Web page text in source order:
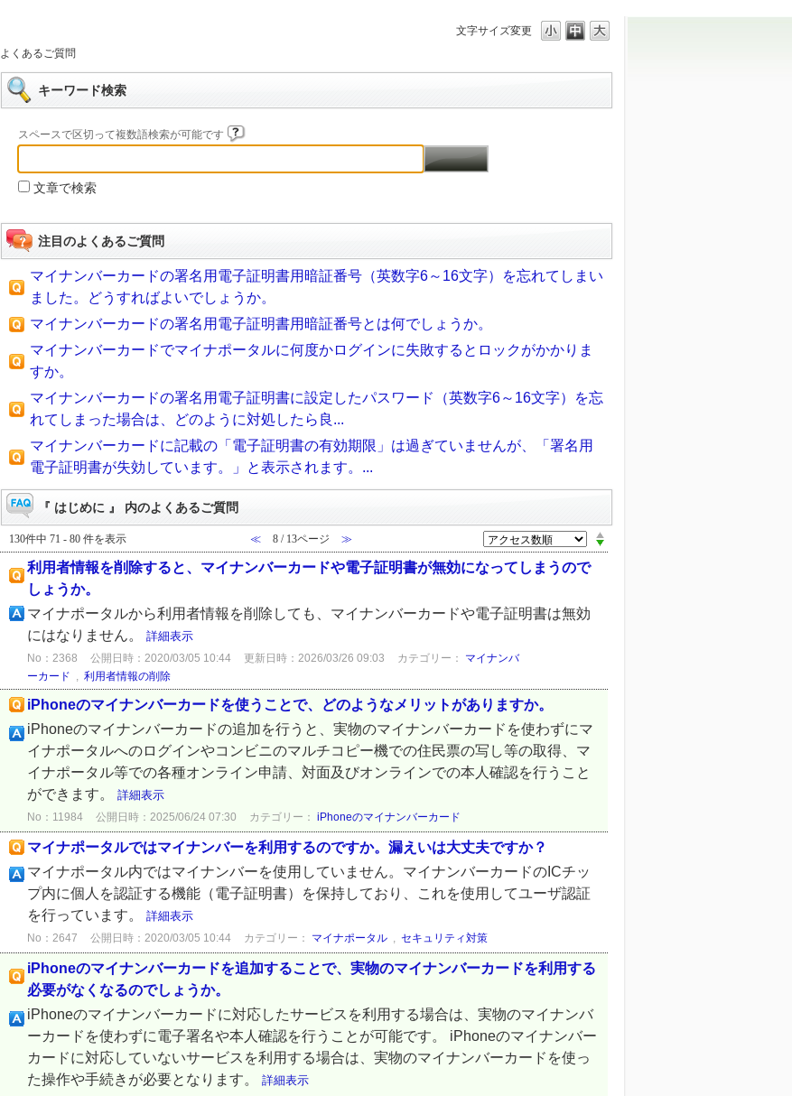
文字サイズ変更
よくあるご質問
キーワード検索
スペースで区切って複数語検索が可能です
文章で検索
注目のよくあるご質問
マイナンバーカードの署名用電子証明書用暗証番号（英数字6～16文字）を忘れてしまい
ました。どうすればよいでしょうか。
マイナンバーカードの署名用電子証明書用暗証番号とは何でしょうか。
マイナンバーカードでマイナポータルに何度かログインに失敗するとロックがかかりま
すか。
マイナンバーカードの署名用電子証明書に設定したパスワード（英数字6～16文字）を忘
れてしまった場合は、どのように対処したら良...
マイナンバーカードに記載の「電子証明書の有効期限」は過ぎていませんが、「署名用
電子証明書が失効しています。」と表示されます。...
『 はじめに 』 内のよくあるご質問
130件中 71 - 80 件を表示 ≪ 8 / 13ページ ≫
利用者情報を削除すると、マイナンバーカードや電子証明書が無効になってしまうので
しょうか。
マイナポータルから利用者情報を削除しても、マイナンバーカードや電子証明書は無効
にはなりません。 詳細表示
No：2368 公開日時：2020/03/05 10:44 更新日時：2026/03/26 09:03 カテゴリー： マイナンバ
ーカード , 利用者情報の削除
iPhoneのマイナンバーカードを使うことで、どのようなメリットがありますか。
iPhoneのマイナンバーカードの追加を行うと、実物のマイナンバーカードを使わずにマ
イナポータルへのログインやコンビニのマルチコピー機での住民票の写し等の取得、マ
イナポータル等での各種オンライン申請、対面及びオンラインでの本人確認を行うこと
ができます。 詳細表示
No：11984 公開日時：2025/06/24 07:30 カテゴリー： iPhoneのマイナンバーカード
マイナポータルではマイナンバーを利用するのですか。漏えいは大丈夫ですか？
マイナポータル内ではマイナンバーを使用していません。マイナンバーカードのICチッ
プ内に個人を認証する機能（電子証明書）を保持しており、これを使用してユーザ認証
を行っています。 詳細表示
No：2647 公開日時：2020/03/05 10:44 カテゴリー： マイナポータル , セキュリティ対策
iPhoneのマイナンバーカードを追加することで、実物のマイナンバーカードを利用する
必要がなくなるのでしょうか。
iPhoneのマイナンバーカードに対応したサービスを利用する場合は、実物のマイナンバ
ーカードを使わずに電子署名や本人確認を行うことが可能です。 iPhoneのマイナンバー
カードに対応していないサービスを利用する場合は、実物のマイナンバーカードを使っ
た操作や手続きが必要となります。 詳細表示